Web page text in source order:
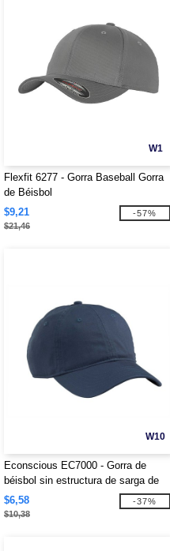
W1
Flexfit 6277 - Gorra Baseball Gorra
de Béisbol
$9,21
$21,46
-57%
W10
Econscious EC7000 - Gorra de
béisbol sin estructura de sarga de
algodón orgánico
$6,58
$10,38
-37%